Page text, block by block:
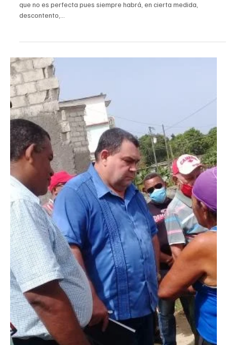
30 abr 2023 2 min de lectura
Derechos Humanos
Profesión de fe
📷 Neife Rigau ✍️ Elisa Arteaga Creo en la democracia, aunque sé
que no es perfecta pues siempre habrá, en cierta medida,